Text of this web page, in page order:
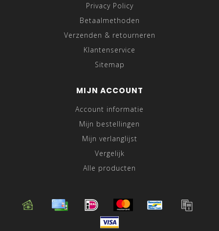
Privacy Policy
Betaalmethoden
Verzenden & retourneren
Klantenservice
Sitemap
MIJN ACCOUNT
Account informatie
Mijn bestellingen
Mijn verlanglijst
Vergelijk
Alle producten